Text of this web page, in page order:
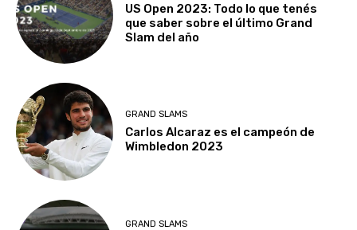
US Open 2023: Todo lo que tenés
que saber sobre el último Grand
Slam del año
GRAND SLAMS
Carlos Alcaraz es el campeón de
Wimbledon 2023
GRAND SLAMS